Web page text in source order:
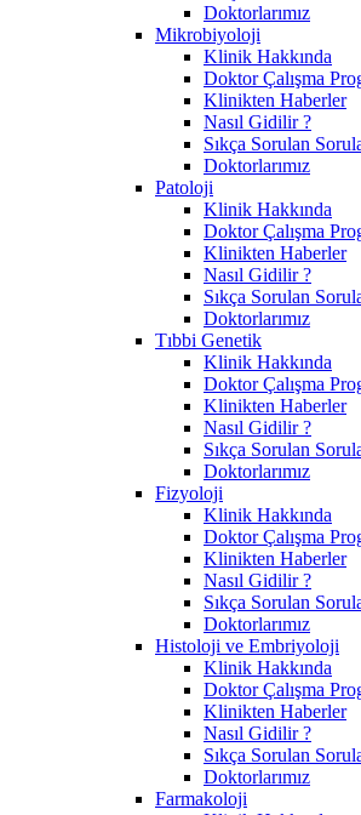
Doktorlarımız
Mikrobiyoloji
Klinik Hakkında
Doktor Çalışma
Klinikten Haberler
Nasıl Gidilir ?
Sıkça Sorulan
Doktorlarımız
Patoloji
Klinik Hakkında
Doktor Çalışma
Klinikten Haberler
Nasıl Gidilir ?
Sıkça Sorulan
Doktorlarımız
Tıbbi Genetik
Klinik Hakkında
Doktor Çalışma
Klinikten Haberler
Nasıl Gidilir ?
Sıkça Sorulan
Doktorlarımız
Fizyoloji
Klinik Hakkında
Doktor Çalışma
Klinikten Haberler
Nasıl Gidilir ?
Sıkça Sorulan
Doktorlarımız
Histoloji ve Embriyoloji
Klinik Hakkında
Doktor Çalışma
Klinikten Haberler
Nasıl Gidilir ?
Sıkça Sorulan
Doktorlarımız
Farmakoloji